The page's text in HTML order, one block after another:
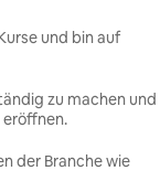
und bin auf
zu machen und
eröffnen.
der Branche wie